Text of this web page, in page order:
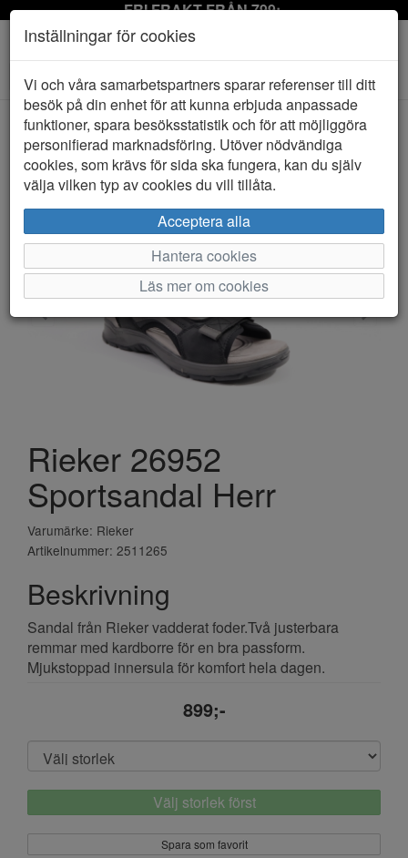
FRI FRAKT FRÅN 799:-
Toggle
navigation
HEM RIEKER
Rieker 26952
Sportsandal Herr
Varumärke: Rieker
Artikelnummer: 2511265
Beskrivning
Sandal från Rieker vadderat foder.Två justerbara
remmar med kardborre för en bra passform.
Mjukstoppad innersula för komfort hela dagen.
899;-
Välj storlek först
Spara som favorit
Inställningar för cookies
Vi och våra samarbetspartners sparar referenser till ditt
besök på din enhet för att kunna erbjuda anpassade
funktioner, spara besöksstatistik och för att möjliggöra
personifierad marknadsföring. Utöver nödvändiga
cookies, som krävs för sida ska fungera, kan du själv
välja vilken typ av cookies du vill tillåta.
Acceptera alla
Hantera cookies
Läs mer om cookies